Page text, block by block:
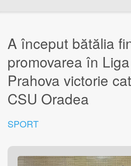
A început bătălia
promovarea în
Prahova victorie
CSU Oradea
SPORT